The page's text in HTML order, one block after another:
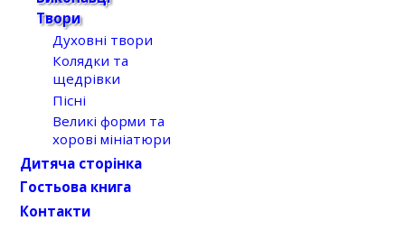
Твори
Духовні твори
Колядки та
щедрівки
Пісні
Великі форми та
хорові мініатюри
Дитяча сторінка
Гостьова книга
Контакти